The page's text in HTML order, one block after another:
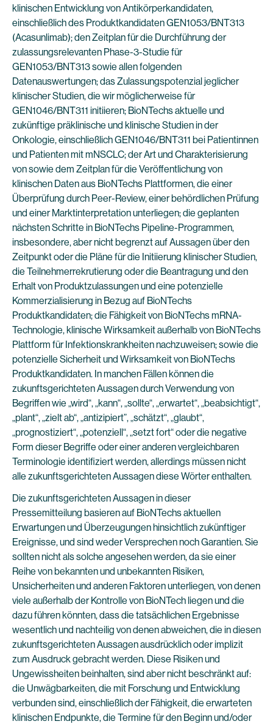
klinischen Entwicklung von Antikörperkandidaten,
einschließlich des Produktkandidaten GEN1053/BNT313
(Acasunlimab); den Zeitplan für die Durchführung der
zulassungsrelevanten Phase-3-Studie für
GEN1053/BNT313 sowie allen folgenden
Datenauswertungen; das Zulassungspotenzial jeglicher
klinischer Studien, die wir möglicherweise für
GEN1046/BNT311 initiieren; BioNTechs aktuelle und
zukünftige präklinische und klinische Studien in der
Onkologie, einschließlich GEN1046/BNT311 bei Patientinnen
und Patienten mit mNSCLC; der Art und Charakterisierung
von sowie dem Zeitplan für die Veröffentlichung von
klinischen Daten aus BioNTechs Plattformen, die einer
Überprüfung durch Peer-Review, einer behördlichen Prüfung
und einer Marktinterpretation unterliegen; die geplanten
nächsten Schritte in BioNTechs Pipeline-Programmen,
insbesondere, aber nicht begrenzt auf Aussagen über den
Zeitpunkt oder die Pläne für die Initiierung klinischer Studien,
die Teilnehmerrekrutierung oder die Beantragung und den
Erhalt von Produktzulassungen und eine potenzielle
Kommerzialisierung in Bezug auf BioNTechs
Produktkandidaten; die Fähigkeit von BioNTechs mRNA-
Technologie, klinische Wirksamkeit außerhalb von BioNTechs
Plattform für Infektionskrankheiten nachzuweisen; sowie die
potenzielle Sicherheit und Wirksamkeit von BioNTechs
Produktkandidaten. In manchen Fällen können die
zukunftsgerichteten Aussagen durch Verwendung von
Begriffen wie „wird“, „kann“, „sollte“, „erwartet“, „beabsichtigt“,
„plant“, „zielt ab“, „antizipiert”, „schätzt“, „glaubt“,
„prognostiziert“, „potenziell“, „setzt fort“ oder die negative
Form dieser Begriffe oder einer anderen vergleichbaren
Terminologie identifiziert werden, allerdings müssen nicht
alle zukunftsgerichteten Aussagen diese Wörter enthalten.
Die zukunftsgerichteten Aussagen in dieser
Pressemitteilung basieren auf BioNTechs aktuellen
Erwartungen und Überzeugungen hinsichtlich zukünftiger
Ereignisse, und sind weder Versprechen noch Garantien. Sie
sollten nicht als solche angesehen werden, da sie einer
Reihe von bekannten und unbekannten Risiken,
Unsicherheiten und anderen Faktoren unterliegen, von denen
viele außerhalb der Kontrolle von BioNTech liegen und die
dazu führen könnten, dass die tatsächlichen Ergebnisse
wesentlich und nachteilig von denen abweichen, die in diesen
zukunftsgerichteten Aussagen ausdrücklich oder implizit
zum Ausdruck gebracht werden. Diese Risiken und
Ungewissheiten beinhalten, sind aber nicht beschränkt auf:
die Unwägbarkeiten, die mit Forschung und Entwicklung
verbunden sind, einschließlich der Fähigkeit, die erwarteten
klinischen Endpunkte, die Termine für den Beginn und/oder